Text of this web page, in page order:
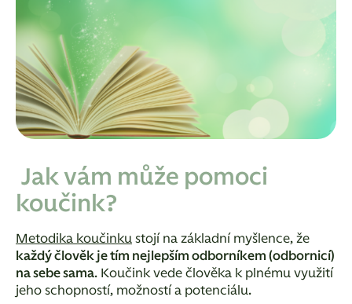
Jak vám může pomoci
koučink?
Metodika koučinku stojí na základní myšlence, že
každý člověk je tím nejlepším odborníkem (odbornicí)
na sebe sama. Koučink vede člověka k plnému využití
jeho schopností, možností a potenciálu.